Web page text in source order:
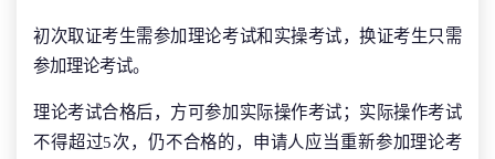
初次取证考生需参加理论考试和实操考试，换证考生只需
参加理论考试。
理论考试合格后，方可参加实际操作考试；实际操作考试
不得超过5次，仍不合格的，申请人应当重新参加理论考